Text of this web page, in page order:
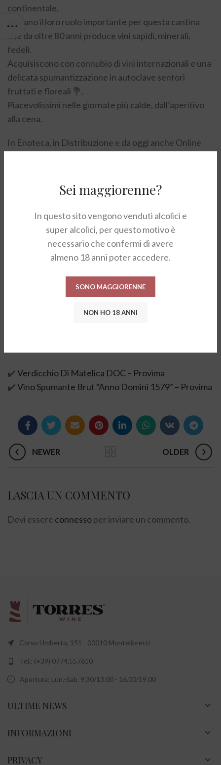
Sei maggiorenne?
In questo sito vengono venduti alcolici e
super alcolici, per questo motivo è
necessario che confermi di avere
almeno 18 anni poter accedere.
SONO MAGGIORENNE
NON HO 18 ANNI
continentale,
giocano il loro ruolo importante per questa cantina
che da oltre 80 anni produce vini sapidi, minerali,
fedeli.
Acquisiscono con connubio di vini internazionali e una
delicata spumantizzazione in autoclave sentori
fruttati e floreali 💐.
Piacevolissimi nelle giornate più calde, dall’aperitivo
alla cena.
In Enoteca, in Distribuzione e da oggi anche Online
✔️Verdicchio Di Matelica DOC – Provima
✔️Vino Spumante Brut “Anno Domini 1579” – Provima
NEWER OLDER
LASCIA UN COMMENTO
Devi essere connessoper inviare un commento.
Corso Umberto, 151 - 00010 Montelibretti
Tel.: (+39) 0774.557610
Apertura: Lun.-Sab. 9.30/13.00 - 16.00/19.00
ULTIME NEWS
INFORMAZIONI
PRIVACY